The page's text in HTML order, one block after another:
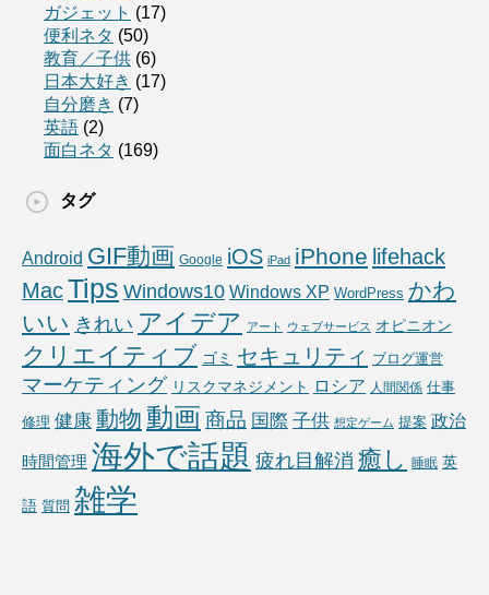
ガジェット (17)
便利ネタ (50)
教育／子供 (6)
日本大好き (17)
自分磨き (7)
英語 (2)
面白ネタ (169)
タグ
Android GIF動画 Google iOS iPad iPhone lifehack
MacTips Windows10 Windows XP WordPress かわ
いい きれい アイデア アート ウェブサービス オピニオン
クリエイティブ ゴミ セキュリティ ブログ運営
マーケティング リスクマネジメント ロシア 人間関係 仕事
修理 健康 動物 動画 商品 国際 子供 想定ゲーム 提案 政治
時間管理 海外で話題 疲れ目解消 癒し 睡眠 英
語 質問 雑学